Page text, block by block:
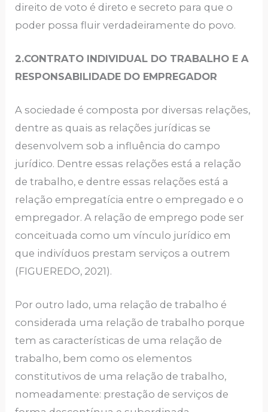
direito de voto é direto e secreto para que o
poder possa fluir verdadeiramente do povo.
2.CONTRATO INDIVIDUAL DO TRABALHO E A
RESPONSABILIDADE DO EMPREGADOR
A sociedade é composta por diversas relações,
dentre as quais as relações jurídicas se
desenvolvem sob a influência do campo
jurídico. Dentre essas relações está a relação
de trabalho, e dentre essas relações está a
relação empregatícia entre o empregado e o
empregador. A relação de emprego pode ser
conceituada como um vínculo jurídico em
que indivíduos prestam serviços a outrem
(FIGUEREDO, 2021).
Por outro lado, uma relação de trabalho é
considerada uma relação de trabalho porque
tem as características de uma relação de
trabalho, bem como os elementos
constitutivos de uma relação de trabalho,
nomeadamente: prestação de serviços de